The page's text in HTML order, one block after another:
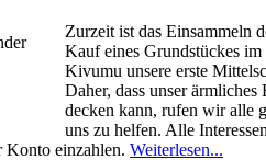
Zurzeit ist das Einsammeln
Kauf eines Grundstückes
Kivumu unsere erste
Daher, dass unser
decken kann, rufen wir alle
uns zu helfen. Alle
Konto einzahlen. Weiterlesen...